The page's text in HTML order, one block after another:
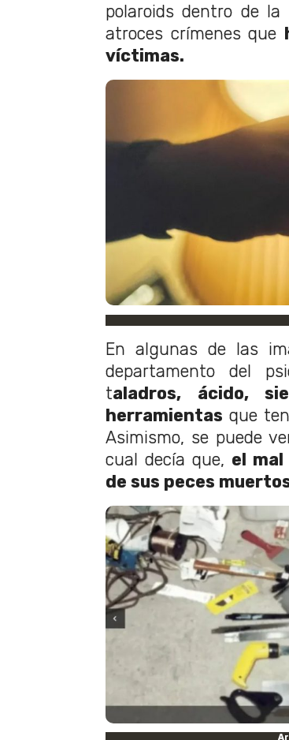
polaroids dentro de
atroces crímenes que
víctimas.
En algunas de las
departamento del
taladros, ácido,
herramientas que
Asimismo, se puede
cual decía que, el
de sus peces